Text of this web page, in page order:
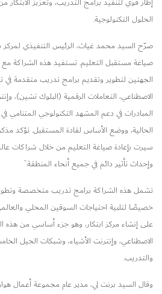
الحلول التكنولوجية.
صرّح السيد محمد غياث، الرئيس التنفيذي لمركز
صياغة مستقبل التعليم. تستفيد هذه الشراكة
الجهتين لتطوير وتقديم برامج تدريب متقدمة في
الاصطناعي، التعاملات الرقمية (البلوك تشين)،
المبادرات في دعم المشهد التكنولوجي المتنامي في
الحالية، ووضع الأساس لقادة المستقبل. تؤكد
سيرت بإعادة صياغة التعليم من خلال شراكات
وإحداث تأثير دائم في جميع أنحاء المنطقة.”
تشمل هذه الشراكة برامج تدريب متخصصة
خصيصًا لتلبية احتياجات السوقين المحلي
على إنشاء مركز ابتكار، وهو جزء أساسي من هذه
الاصطناعي، وإنترنت الأشياء، وشبكات الجيل
والتدريب.
وقال السيد برنت لي، مدير عام مجموعة أعمال هواوي